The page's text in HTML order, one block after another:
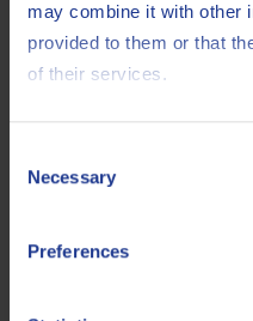
may combine it with other
provided to them or that
of their services.
Selection
Necessary
Preferences
Komatsu
Liebherr
Liebherr
MAN